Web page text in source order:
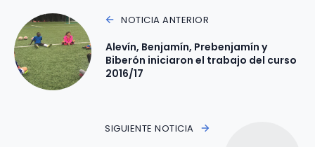
NOTICIA ANTERIOR
Alevín, Benjamín, Prebenjamín y
Biberón iniciaron el trabajo del curso
2016/17
SIGUIENTE NOTICIA